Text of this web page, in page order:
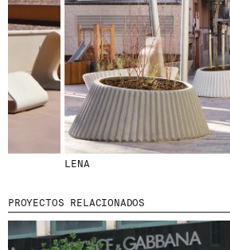
LENA
PROYECTOS RELACIONADOS